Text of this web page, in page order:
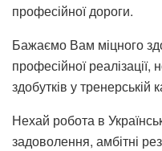
професійної дороги.
Бажаємо Вам міцного
професійної
здобутків у тренерській
Нехай робота в
задоволення, амбітні